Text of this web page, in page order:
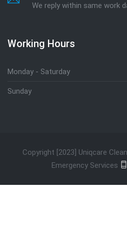
We reply within same work
Working Hours
Monday - Saturday
Sunday
Copyright [2023] Uniqcare
Emergency Services